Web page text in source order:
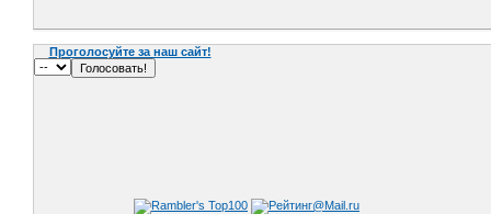
Проголосуйте за наш сайт!